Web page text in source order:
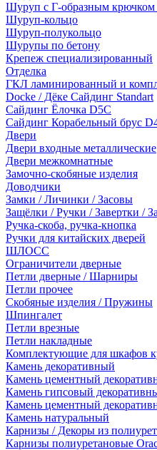
Шуруп с Г-образным
Шуруп-кольцо
Шуруп-полукольцо
Шурупы по бетону
Крепеж специализированный
Отделка
ГКЛ ламинированный и
Docke / Дёке Сайдинг Standart
Сайдинг Ёлочка D5C
Сайдинг Корабельный брус
Двери
Двери входные металлические
Двери межкомнатные
Замочно-скобяные изделия
Доводчики
Замки / Личинки / Засовы
Защёлки / Ручки / Завертки /
Ручка-скоба, ручка-кнопка
Ручки для китайских дверей
ШЛОСС
Ограничители дверные
Петли дверные / Шарниры
Петли прочее
Скобяные изделия / Пружины
Шпингалет
Петли врезные
Петли накладные
Комплектующие для шкафов
Камень декоративный
Камень цементный
Камень гипсовый
Камень цементный
Камень натуральный
Карнизы / Декоры из
Карнизы полиуретановые